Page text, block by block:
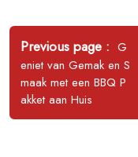
Bericht
navigatie
Previous page
Older
Posts
G
eniet van Gemak en S
maak met een BBQ P
akket aan Huis